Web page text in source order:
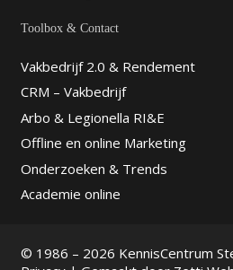
Toolbox & Contact
Vakbedrijf 2.0 & Rendement
CRM – Vakbedrijf
Arbo & Legionella RI&E
Offline en online Marketing
Onderzoeken & Trends
Academie online
© 1986 – 2026 KennisCentrum